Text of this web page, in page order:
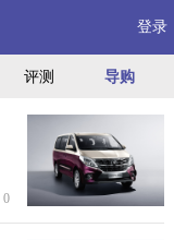
登录
评测 导购
0